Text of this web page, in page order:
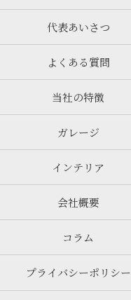
代表あいさつ
よくある質問
当社の特徴
ガレージ
インテリア
会社概要
コラム
プライバシーポリシー